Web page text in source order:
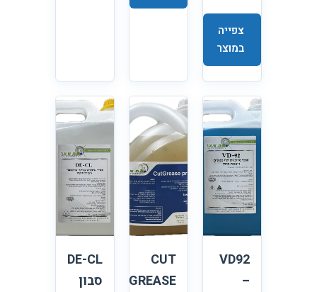
צפייה
במוצר
VD92
–
CUT
GREASE
DE-CL
סבון